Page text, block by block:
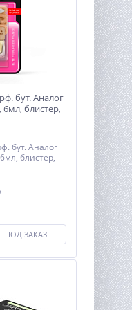
бут. Аналог
6мл, блистер,
бут. Аналог
блистер,
ПОД ЗАКАЗ